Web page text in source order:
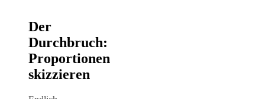
Der
Durchbruch:
Proportionen
skizzieren